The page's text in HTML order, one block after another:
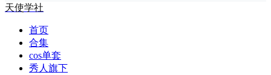
天使学社
首页
合集
cos单套
秀人旗下